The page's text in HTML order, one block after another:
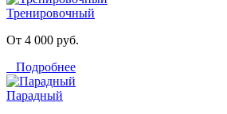
Тренировочный
От 4 000 руб.
Подробнее
Парадный